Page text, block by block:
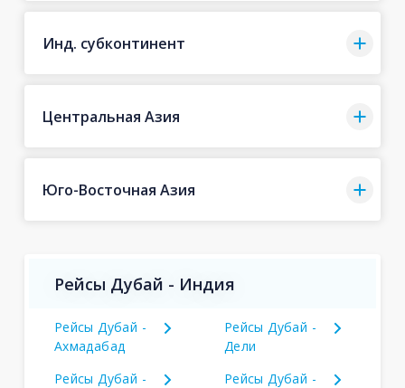
Инд. субконтинент
Центральная Азия
Юго-Восточная Азия
Рейсы Дубай - Индия
Рейсы Дубай -
Ахмадабад
Рейсы Дубай -
Дели
Рейсы Дубай -
Рейсы Дубай -